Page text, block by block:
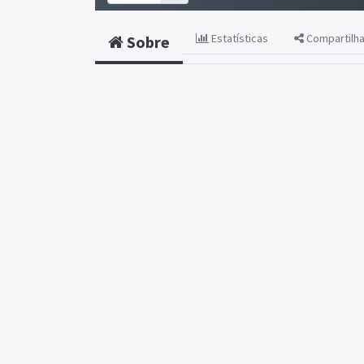
Sobre Estatísticas